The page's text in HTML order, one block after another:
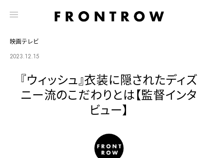
映画テレビ
2023.12.15
『ウィッシュ』衣装に隠されたディズ
ニー流のこだわりとは【監督インタ
ビュー】